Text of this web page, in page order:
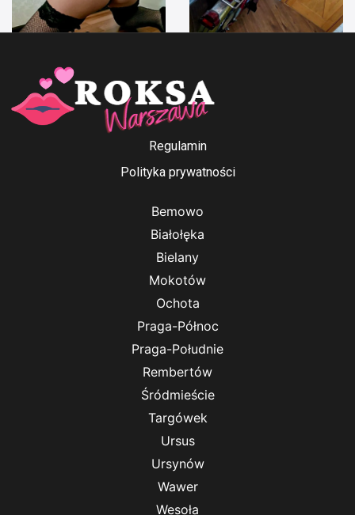
Anna Ford Irenka
Regulamin
Polityka prywatności
Bemowo
Białołęka
Bielany
Mokotów
Ochota
Praga-Północ
Praga-Południe
Rembertów
Śródmieście
Targówek
Ursus
Ursynów
Wawer
Wesoła